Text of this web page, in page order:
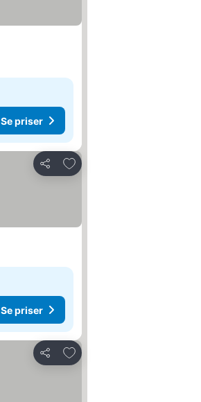
Se priser
Del
Føj til favoritter
Se priser
Del
Føj til favoritter